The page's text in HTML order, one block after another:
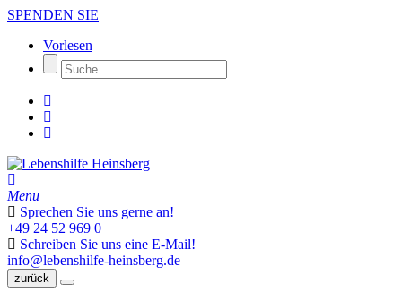
SPENDEN SIE
Vorlesen
Menu
Sprechen Sie uns gerne an!
+49 24 52 969 0
Schreiben Sie uns eine E-Mail!
info@lebenshilfe-heinsberg.de
zurück